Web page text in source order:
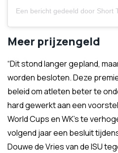
Meer prijzengeld
“Dit stond langer gepland,
worden besloten. Deze
beleid om atleten beter te
hard gewerkt aan een
World Cups en WK’s te
volgend jaar een besluit
Douwe de Vries van de ISU